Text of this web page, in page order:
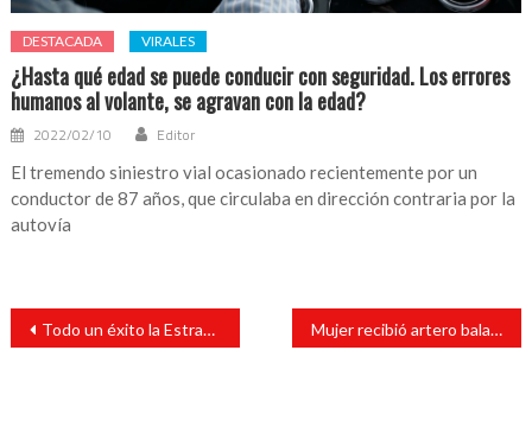
DESTACADA VIRALES
¿Hasta qué edad se puede conducir con seguridad. Los errores
humanos al volante, se agravan con la edad?
2022/02/10 Editor
El tremendo siniestro vial ocasionado recientemente por un
conductor de 87 años, que circulaba en dirección contraria por la
autovía
Navegación
entradas
Todo un éxito la Estrategia de Apoyo Temporal para Personas Desempleadas a Causa de la Emergencia por COVID-19 : Rosalinda Galindo Mujer recibió artero balazo en la espalda